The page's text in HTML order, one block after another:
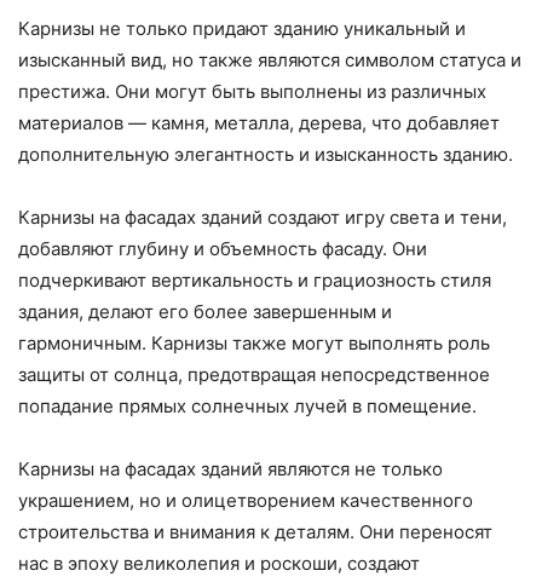
Карнизы не только придают зданию уникальный и
изысканный вид, но также являются символом статуса и
престижа. Они могут быть выполнены из различных
материалов — камня, металла, дерева, что добавляет
дополнительную элегантность и изысканность зданию.
Карнизы на фасадах зданий создают игру света и тени,
добавляют глубину и объемность фасаду. Они
подчеркивают вертикальность и грациозность стиля
здания, делают его более завершенным и
гармоничным. Карнизы также могут выполнять роль
защиты от солнца, предотвращая непосредственное
попадание прямых солнечных лучей в помещение.
Карнизы на фасадах зданий являются не только
украшением, но и олицетворением качественного
строительства и внимания к деталям. Они переносят
нас в эпоху великолепия и роскоши, создают